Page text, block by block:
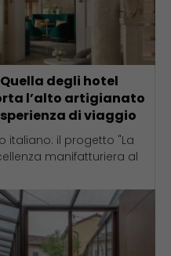
degli hotel
l’alto artigianato
di viaggio
italiano: il progetto "La
manifatturiera al